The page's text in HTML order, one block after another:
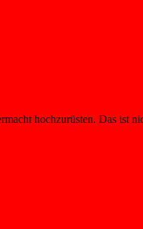
hochzurüsten. Das ist